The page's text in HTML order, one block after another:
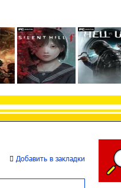
Добавить в закладки